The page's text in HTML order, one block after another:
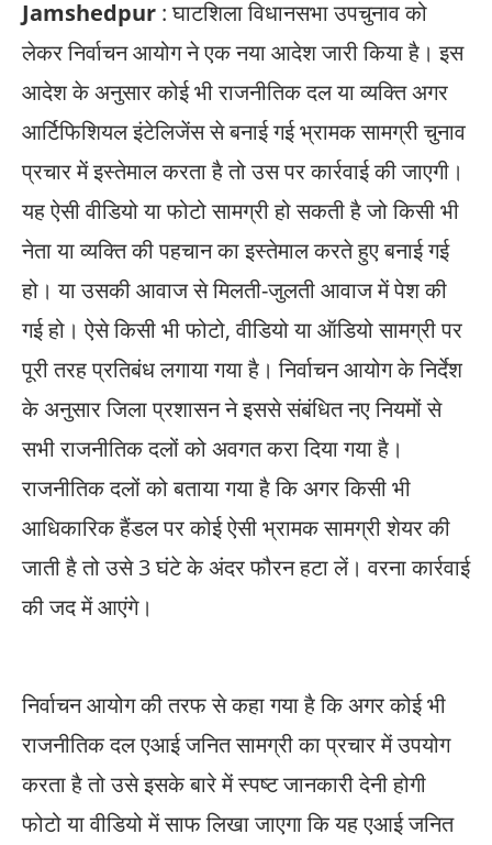
Jamshedpur : घाटशिला विधानसभा उपचुनाव को
लेकर निर्वाचन आयोग ने एक नया आदेश जारी किया है। इस
आदेश के अनुसार कोई भी राजनीतिक दल या व्यक्ति अगर
आर्टिफिशियल इंटेलिजेंस से बनाई गई भ्रामक सामग्री चुनाव
प्रचार में इस्तेमाल करता है तो उस पर कार्रवाई की जाएगी।
यह ऐसी वीडियो या फोटो सामग्री हो सकती है जो किसी भी
नेता या व्यक्ति की पहचान का इस्तेमाल करते हुए बनाई गई
हो। या उसकी आवाज से मिलती-जुलती आवाज में पेश की
गई हो। ऐसे किसी भी फोटो, वीडियो या ऑडियो सामग्री पर
पूरी तरह प्रतिबंध लगाया गया है। निर्वाचन आयोग के निर्देश
के अनुसार जिला प्रशासन ने इससे संबंधित नए नियमों से
सभी राजनीतिक दलों को अवगत करा दिया गया है।
राजनीतिक दलों को बताया गया है कि अगर किसी भी
आधिकारिक हैंडल पर कोई ऐसी भ्रामक सामग्री शेयर की
जाती है तो उसे 3 घंटे के अंदर फौरन हटा लें। वरना कार्रवाई
की जद में आएंगे।
निर्वाचन आयोग की तरफ से कहा गया है कि अगर कोई भी
राजनीतिक दल एआई जनित सामग्री का प्रचार में उपयोग
करता है तो उसे इसके बारे में स्पष्ट जानकारी देनी होगी
फोटो या वीडियो में साफ लिखा जाएगा कि यह एआई जनित